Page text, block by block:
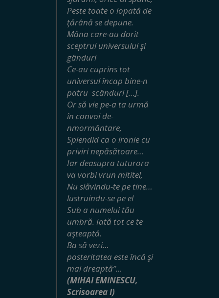
Peste toate o lopată de
ţărână se depune.
Mâna care-au dorit
sceptrul universului şi
gânduri
Ce-au cuprins tot
universul încap bine-n
patru scânduri […].
Or să vie pe-a ta urmă
în convoi de-
nmormântare,
Splendid ca o ironie cu
priviri nepăsătoare…
Iar deasupra tuturora
va vorbi vrun mititel,
Nu slăvindu-te pe tine…
lustruindu-se pe el
Sub a numelui tău
umbră. Iată tot ce te
aşteaptă.
Ba să vezi…
posteritatea este încă şi
mai dreaptă”…
(MIHAI EMINESCU,
Scrisoarea I)